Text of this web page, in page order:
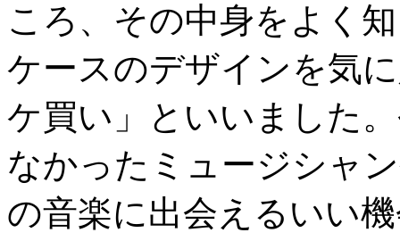
ころ、その中身をよく
ケースのデザインを気
ケ買い」といいました
なかったミュージシャ
の音楽に出会えるいい